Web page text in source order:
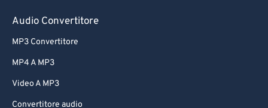
Audio Convertitore
MP3 Convertitore
MP4 A MP3
Video A MP3
Convertitore audio